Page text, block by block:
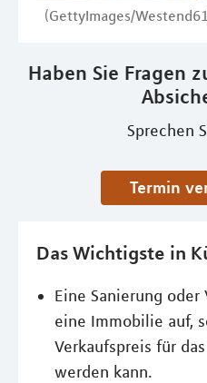
(GettyImages/
Haben Sie Fragen
Sprechen
Termin
Das Wichtigste in
Eine Sanierung
eine Immobilie auf,
Verkaufspreis für
werden kann.